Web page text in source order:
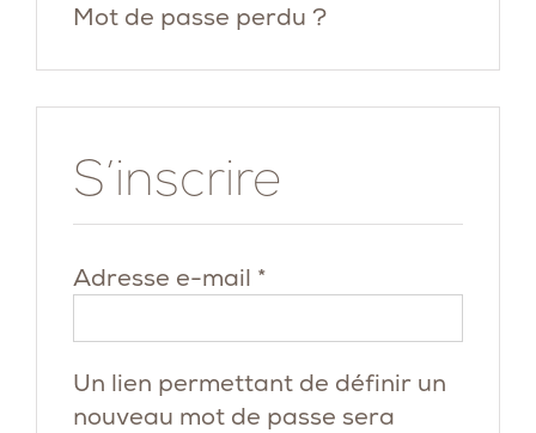
Mot de passe perdu ?
S’inscrire
Adresse e-mail *
Un lien permettant de définir un
nouveau mot de passe sera